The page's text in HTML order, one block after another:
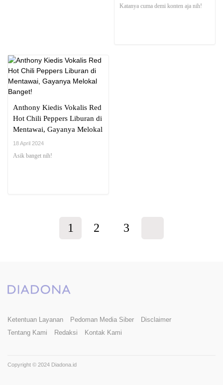
Katanya cuma demi konten aja nih!
Anthony Kiedis Vokalis Red
Hot Chili Peppers Liburan di
Mentawai, Gayanya Melokal
Banget!
18 April 2024
Asik banget nih!
1 2 3
Ketentuan Layanan Pedoman Media Siber
Disclaimer
Tentang Kami
Redaksi Kontak Kami
Copyright © 2024 Diadona.id